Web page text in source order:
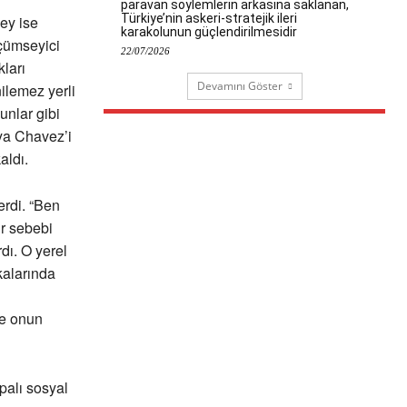
ise
yerli
gibi
Chavez’i
“Ben
sebebi
O yerel
onun
sosyal
paravan söylemlerin arkasına saklanan,
Türkiye’nin askeri-stratejik ileri
karakolunun güçlendirilmesidir
22/07/2026
Devamını Göster